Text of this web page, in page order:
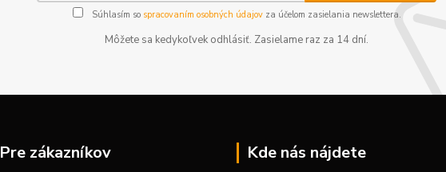
Súhlasím so spracovaním osobných údajovza účelom zasielania newslettera.
Môžete sa kedykoľvek odhlásiť. Zasielame raz za 14 dní.
Pre zákazníkov Kde nás nájdete